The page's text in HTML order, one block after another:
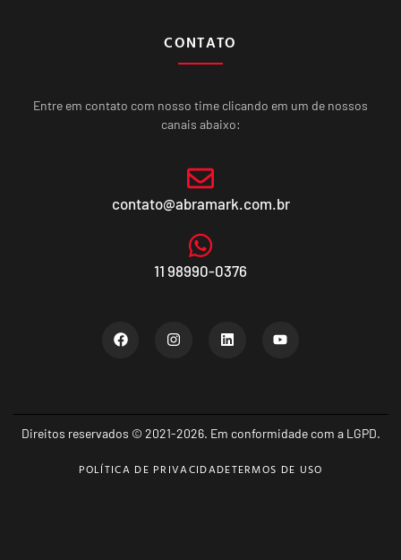
CONTATO
Entre em contato com nosso time clicando em um de nossos
canais abaixo:
contato@abramark.com.br
11 98990-0376
Direitos reservados © 2021-2026. Em conformidade com a LGPD.
POLÍTICA DE PRIVACIDADETERMOS DE USO